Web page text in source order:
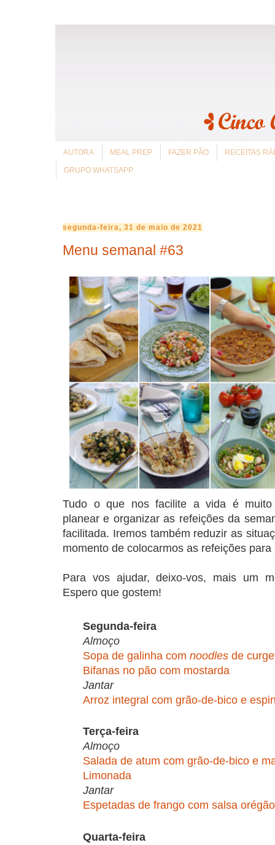
AUTORA MEAL PREP FAZER PÃO RECEITAS
GRUPO WHATSAPP
segunda-feira, 31 de maio de 2021
Menu semanal #63
Tudo o que nos facilite a vida é muito
planear e organizar as refeições da
facilitada. Iremos também reduzir as
momento de colocarmos as refeições
Para vos ajudar, deixo-vos, mais um
Espero que gostem!
Segunda-feira
Almoço
Sopa de galinha com noodles de
Bifanas no pão com mostarda
Jantar
Arroz integral com grão-de-bico e
Terça-feira
Almoço
Salada de atum com grão-de-bico e
Limonada
Jantar
Espetadas de frango com salsa
Quarta-feira
COMPRAR LIVRO COMPRAR LIVRO